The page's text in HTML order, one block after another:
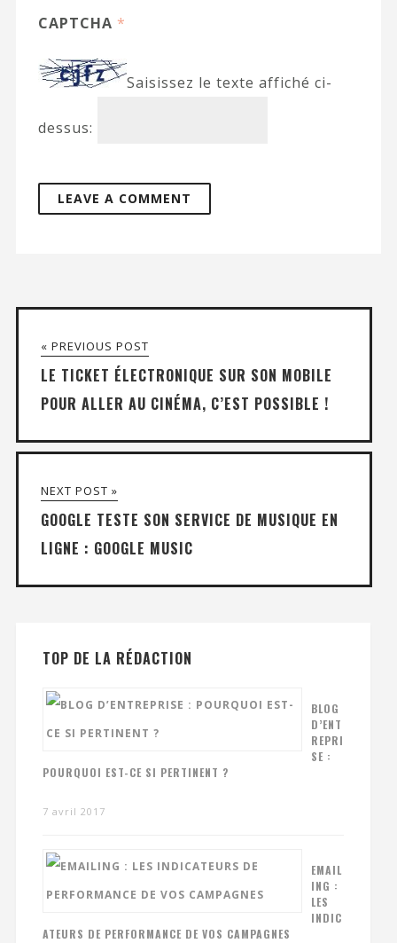
CAPTCHA *
Saisissez le texte affiché ci-
dessus:
« PREVIOUS POST
LE TICKET ÉLECTRONIQUE SUR SON MOBILE
POUR ALLER AU CINÉMA, C’EST POSSIBLE !
NEXT POST »
GOOGLE TESTE SON SERVICE DE MUSIQUE EN
LIGNE : GOOGLE MUSIC
TOP DE LA RÉDACTION
BLOG
D’ENT
REPRI
SE :
POURQUOI EST-CE SI PERTINENT ?
7 avril 2017
EMAIL
ING :
LES
INDIC
ATEURS DE PERFORMANCE DE VOS CAMPAGNES